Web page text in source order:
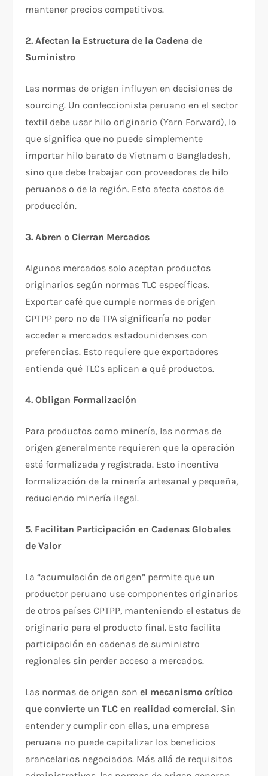
mantener precios competitivos.​
2. Afectan la Estructura de la Cadena de
Suministro
Las normas de origen influyen en decisiones de
sourcing. Un confeccionista peruano en el sector
textil debe usar hilo originario (Yarn Forward), lo
que significa que no puede simplemente
importar hilo barato de Vietnam o Bangladesh,
sino que debe trabajar con proveedores de hilo
peruanos o de la región. Esto afecta costos de
producción.​
3. Abren o Cierran Mercados
Algunos mercados solo aceptan productos
originarios según normas TLC específicas.
Exportar café que cumple normas de origen
CPTPP pero no de TPA significaría no poder
acceder a mercados estadounidenses con
preferencias. Esto requiere que exportadores
entienda qué TLCs aplican a qué productos.​
4. Obligan Formalización
Para productos como minería, las normas de
origen generalmente requieren que la operación
esté formalizada y registrada. Esto incentiva
formalización de la minería artesanal y pequeña,
reduciendo minería ilegal.​
5. Facilitan Participación en Cadenas Globales
de Valor
La “acumulación de origen” permite que un
productor peruano use componentes originarios
de otros países CPTPP, manteniendo el estatus de
originario para el producto final. Esto facilita
participación en cadenas de suministro
regionales sin perder acceso a mercados.​
Las normas de origen sonel mecanismo crítico
que convierte un TLC en realidad comercial. Sin
entender y cumplir con ellas, una empresa
peruana no puede capitalizar los beneficios
arancelarios negociados. Más allá de requisitos